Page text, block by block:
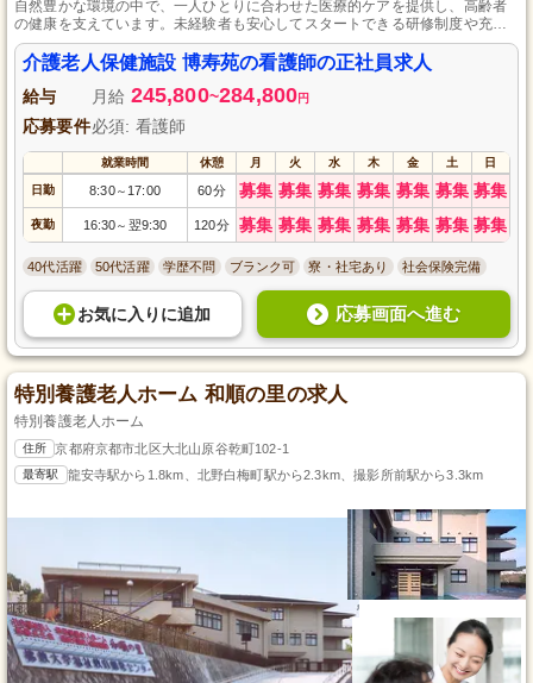
自然豊かな環境の中で、一人ひとりに合わせた医療的ケアを提供し、高齢者
の健康を支えています。未経験者も安心してスタートできる研修制度や充実
した休暇制度を整え、正社員として長期的なキャリア形成をサポートしてい
ます。
介護老人保健施設 博寿苑の看護師の正社員求人
給与 月給 245,800~284,800円
応募要件必須: 看護師
就業時間 休憩 月 火 水 木 金 土 日
日勤 8:30～ 17:00 60分 募集 募集 募集 募集 募集 募集 募集
夜勤 16:30～ 翌9:30 120分 募集 募集 募集 募集 募集 募集 募集
40代活躍 50代活躍 学歴不問 ブランク可 寮・社宅あり 社会保険完備
お気に入り に追加 応募画面へ進む
特別養護老人ホーム 和順の里の求人
特別養護老人ホーム
住所 京都府京都市北区大北山原谷乾町102-1
最寄駅 龍安寺駅から1.8km、北野白梅町駅から2.3km、撮影所前駅から3.3km